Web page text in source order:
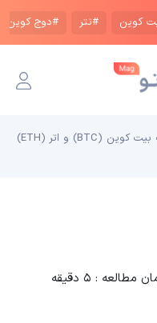
کوین #تتر #دوج کوین
ایلان ماسک : قیمت بیت کوین (BTC) و اتر (ETH)
مطالعه : ۵ دقیقه